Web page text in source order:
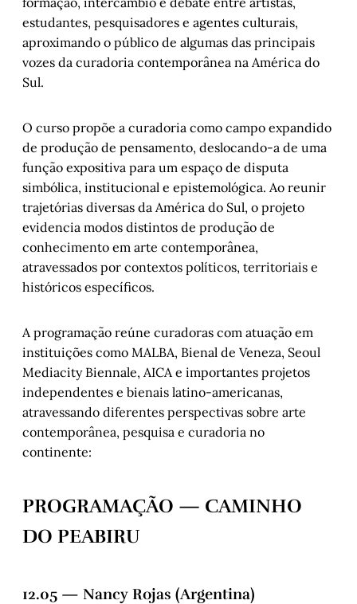
estudantes, pesquisadores e agentes culturais,
aproximando o público de algumas das principais
vozes da curadoria contemporânea na América do
Sul.
O curso propõe a curadoria como campo expandido
de produção de pensamento, deslocando-a de uma
função expositiva para um espaço de disputa
simbólica, institucional e epistemológica. Ao reunir
trajetórias diversas da América do Sul, o projeto
evidencia modos distintos de produção de
conhecimento em arte contemporânea,
atravessados por contextos políticos, territoriais e
históricos específicos.
A programação reúne curadoras com atuação em
instituições como MALBA, Bienal de Veneza, Seoul
Mediacity Biennale, AICA e importantes projetos
independentes e bienais latino-americanas,
atravessando diferentes perspectivas sobre arte
contemporânea, pesquisa e curadoria no
continente:
PROGRAMAÇÃO — CAMINHO
DO PEABIRU
12.05 — Nancy Rojas (Argentina)